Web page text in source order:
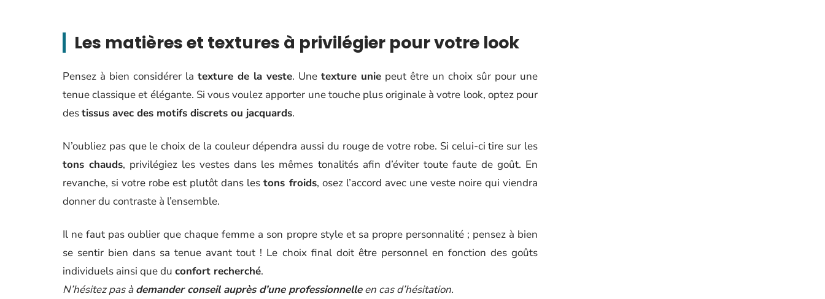
Les matières et textures à privilégier pour votre look
Pensez à bien considérer la texture de la veste. Une texture unie peut être un choix sûr pour une
tenue classique et élégante. Si vous voulez apporter une touche plus originale à votre look, optez pour
destissus avec des motifs discrets ou jacquards.
N’oubliez pas que le choix de la couleur dépendra aussi du rouge de votre robe. Si celui-ci tire sur les
tons chauds, privilégiez les vestes dans les mêmes tonalités afin d’éviter toute faute de goût. En
revanche, si votre robe est plutôt dans lestons froids, osez l’accord avec une veste noire qui viendra
donner du contraste à l’ensemble.
Il ne faut pas oublier que chaque femme a son propre style et sa propre personnalité ; pensez à bien
se sentir bien dans sa tenue avant tout ! Le choix final doit être personnel en fonction des goûts
individuels ainsi que du confort recherché.
N’hésitez pas àdemander conseil auprès d’une professionnelleen cas d’hésitation.